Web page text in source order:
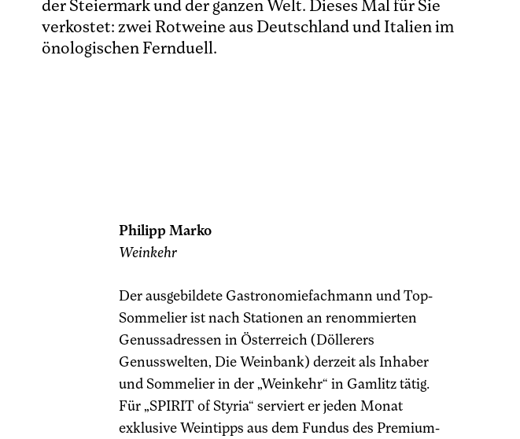
der Steiermark und der ganzen Welt. Dieses Mal für Sie
verkostet: zwei Rotweine aus Deutschland und Italien im
önologischen Fernduell.
Philipp Marko
Weinkehr
Der ausgebildete Gastronomiefachmann und Top-
Sommelier ist nach Stationen an renommierten
Genussadressen in Österreich (Döllerers
Genusswelten, Die Weinbank) derzeit als Inhaber
und Sommelier in der „Weinkehr“ in Gamlitz tätig.
Für „SPIRIT of Styria“ serviert er jeden Monat
exklusive Weintipps aus dem Fundus des Premium-